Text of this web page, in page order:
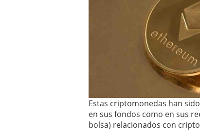
Estas criptomonedas han
en sus fondos como en sus
bolsa) relacionados con